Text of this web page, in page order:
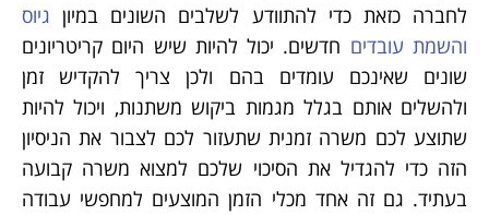
לחברה כזאת כדי להתוודע לשלבים השונים במיון גיוס
והשמת עובדים חדשים. יכול להיות שיש היום קריטריונים
שונים שאינכם עומדים בהם ולכן צריך להקדיש זמן
ולהשלים אותם בגלל מגמות ביקוש משתנות, ויכול להיות
שתוצע לכם משרה זמנית שתעזור לכם לצבור את הניסיון
הזה כדי להגדיל את הסיכוי שלכם למצוא משרה קבועה
בעתיד. גם זה אחד מכלי הזמן המוצעים למחפשי עבודה